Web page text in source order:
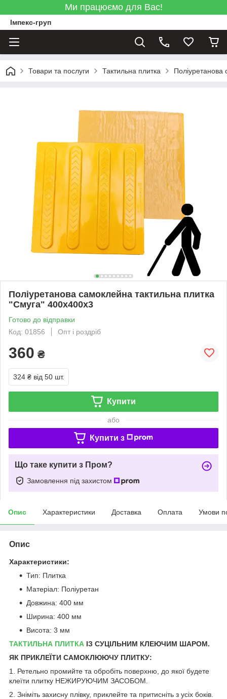
Ми працюємо для Вас!
Імпекс-груп
Товари та послуги Тактильна плитка Поліуретанова
Поліуретанова самоклейна тактильна плитка
"Смуга" 400х400х3
Готово до відправки
Код: 01856
Опт і роздріб
360 ₴
324 ₴ від 50 шт.
Купити
або
Купити з
Що таке купити з Пром?
Замовлення під захистом
Опис Характеристики Доставка Оплата Умови
Опис
Характеристики:
Тип: Плитка
Матеріал: Поліуретан
Довжина: 400 мм
Ширина: 400 мм
Висота: 3 мм
ТАКТИЛЬНА ПЛИТКА ІЗ СУЦІЛЬНИМ КЛЕЮЧИМ ШАРОМ.
ЯК ПРИКЛЕЇТИ САМОКЛЮЮЧУ ПЛИТКУ:
1. Ретельно промийте та обробіть поверхню, до якої будете
клеїти плитку НЕЖИРУЮЧИМ ЗАСОБОМ.
2. Зніміть захисну плівку, приклейте та притисніть з усіх боків.